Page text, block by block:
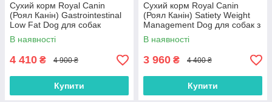
Сухий корм Royal Canin
(Роял Канін) Gastrointestinal
Low Fat Dog для собак
схильних до повноти при
порушеннях травлення 12 кг
В наявності
4 410 ₴ 4 900 ₴
Купити
Сухий корм Royal Canin
(Роял Канін) Satiety Weight
Management Dog для собак з
надмірною вагою 12 кг
В наявності
3 960 ₴ 4 400 ₴
Купити